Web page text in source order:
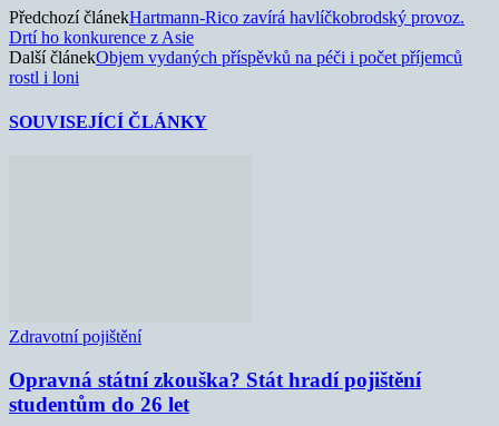
Předchozí článekHartmann-Rico zavírá havlíčkobrodský provoz.
Drtí ho konkurence z Asie
Další článekObjem vydaných příspěvků na péči i počet příjemců
rostl i loni
SOUVISEJÍCÍ ČLÁNKY
Zdravotní pojištění
Opravná státní zkouška? Stát hradí pojištění
studentům do 26 let